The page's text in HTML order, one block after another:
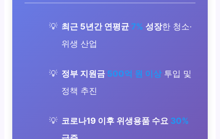
최근 5년간 연평균 7% 성장한 청소·
위생 산업
정부 지원금 500억 원 이상투입 및
정책 추진
코로나19 이후 위생용품 수요 30%